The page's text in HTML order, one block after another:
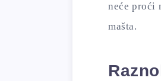
neće proći
mašta.